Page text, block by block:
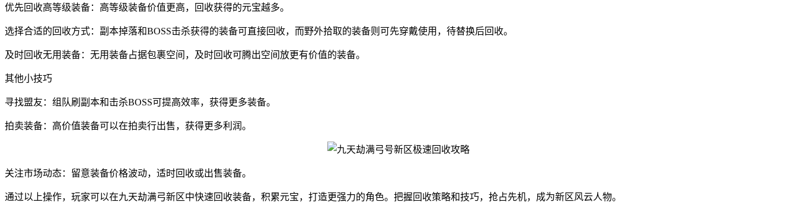
优先回收高等级装备：高等级装备价值更高，回收获得的元宝越多。
选择合适的回收方式：副本掉落和BOSS击杀获得的装备可直接回收，而野外拾取的装备则可先穿戴使用，待替换后回收。
及时回收无用装备：无用装备占据包裹空间，及时回收可腾出空间放更有价值的装备。
其他小技巧
寻找盟友：组队刷副本和击杀BOSS可提高效率，获得更多装备。
拍卖装备：高价值装备可以在拍卖行出售，获得更多利润。
关注市场动态：留意装备价格波动，适时回收或出售装备。
通过以上操作，玩家可以在九天劫满弓新区中快速回收装备，积累元宝，打造更强力的角色。把握回收策略和技巧，抢占先机，成为新区风云人物。